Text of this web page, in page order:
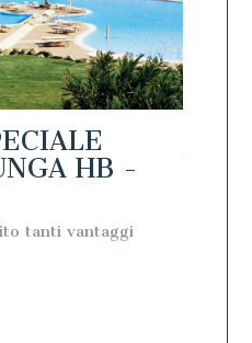
HB -
tanti vantaggi